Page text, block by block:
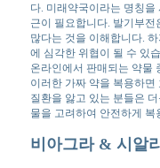
다. 미래약국이라는 명칭
근이 필요합니다. 발기부
많다는 것을 이해합니다.
에 심각한 위협이 될 수 있
온라인에서 판매되는 약물
이러한 가짜 약을 복용하
질환을 앓고 있는 분들은
물을 고려하여 안전하게
비아그라 & 시알